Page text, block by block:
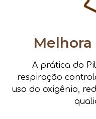
A prática do
respiração
uso do oxigênio,